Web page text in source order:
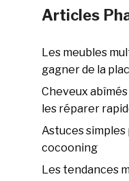
Articles
Les meubles
gagner de la
Cheveux
les réparer
Astuces
cocooning
Les tendances